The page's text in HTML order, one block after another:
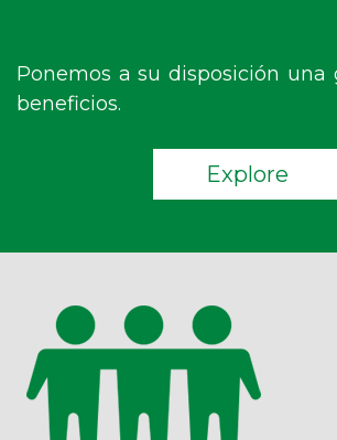
Ponemos a su disposición una
beneficios.
Explore